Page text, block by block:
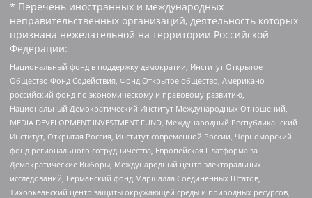
* Перечень иностранных и международных
неправительственных организаций, деятельность которых
признана нежелательной на территории Российской
Федерации:
Национальный фонд в поддержку демократии, Институт Открытое
Общество Фонд Содействия, Фонд Открытое общество, Американо-
российский фонд по экономическому и правовому развитию,
Национальный Демократический Институт Международных Отношений,
MEDIA DEVELOPMENT INVESTMENT FUND, Международный Республиканский
Институт, Открытая Россия, Институт современной России, Черноморский
фонд регионального сотрудничества, Европейская Платформа за
Демократические Выборы, Международный центр электоральных
исследований, Германский фонд Маршалла Соединенных Штатов,
Тихоокеанский центр защиты окружающей среды и природных ресурсов,